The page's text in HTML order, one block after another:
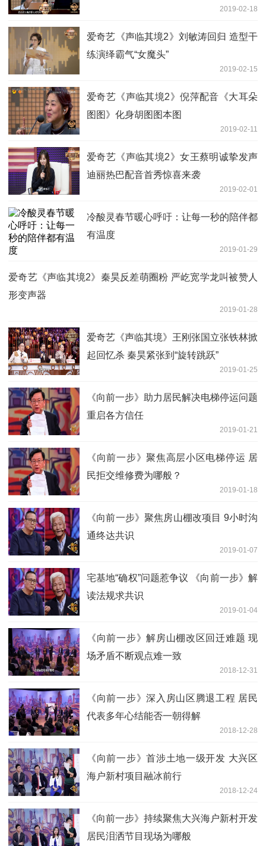
2019-02-18
爱奇艺《声临其境2》刘敏涛回归 造型干
练演绎霸气“女魔头”
2019-02-15
爱奇艺《声临其境2》倪萍配音《大耳朵
图图》化身胡图图本图
2019-02-11
爱奇艺《声临其境2》女王蔡明诚挚发声
迪丽热巴配音首秀惊喜来袭
2019-02-01
冷酸灵春节暖心呼吁：让每一秒的陪伴都
有温度
2019-01-29
爱奇艺《声临其境2》秦昊反差萌圈粉 严屹宽学龙叫被赞人
形变声器
2019-01-28
爱奇艺《声临其境》王刚张国立张铁林掀
起回忆杀 秦昊紧张到“旋转跳跃”
2019-01-25
《向前一步》助力居民解决电梯停运问题
重启各方信任
2019-01-21
《向前一步》聚焦高层小区电梯停运 居
民拒交维修费为哪般？
2019-01-18
《向前一步》聚焦房山棚改项目 9小时沟
通终达共识
2019-01-07
宅基地“确权”问题惹争议 《向前一步》解
读法规求共识
2019-01-04
《向前一步》解房山棚改区回迁难题 现
场矛盾不断观点难一致
2018-12-31
《向前一步》深入房山区腾退工程 居民
代表多年心结能否一朝得解
2018-12-28
《向前一步》首涉土地一级开发 大兴区
海户新村项目融冰前行
2018-12-24
《向前一步》持续聚焦大兴海户新村开发
居民泪洒节目现场为哪般